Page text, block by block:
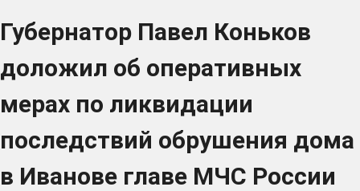
Губернатор Павел Коньков
доложил об оперативных
мерах по ликвидации
последствий обрушения дома
в Иванове главе МЧС России